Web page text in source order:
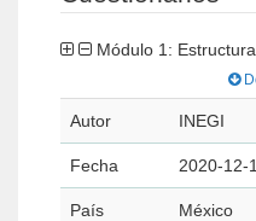
Módulo 1:
Autor INEGI
Fecha 2020-12-
País México